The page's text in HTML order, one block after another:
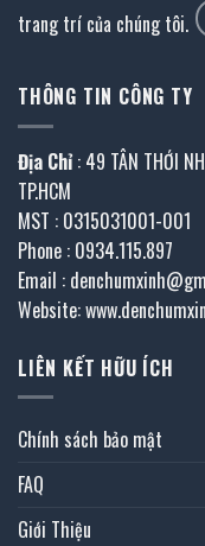
trang trí của chúng tôi.
THÔNG TIN CÔNG TY
Địa Chỉ : 49 TÂN THỚI
TP.HCM
MST : 0315031001-001
Phone : 0934.115.897
Email :
Website:
LIÊN KẾT HỮU ÍCH
Chính sách bảo mật
FAQ
Giới Thiệu